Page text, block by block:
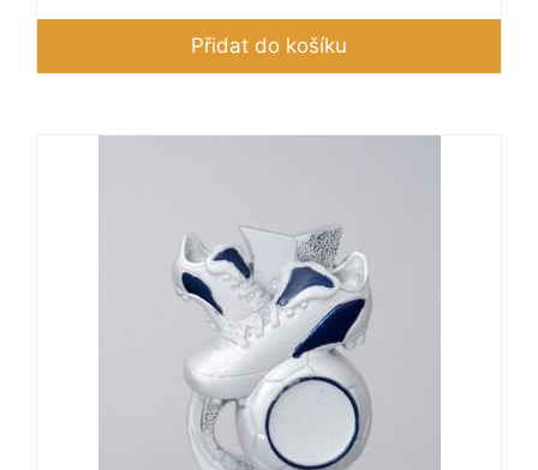
Přidat do košíku